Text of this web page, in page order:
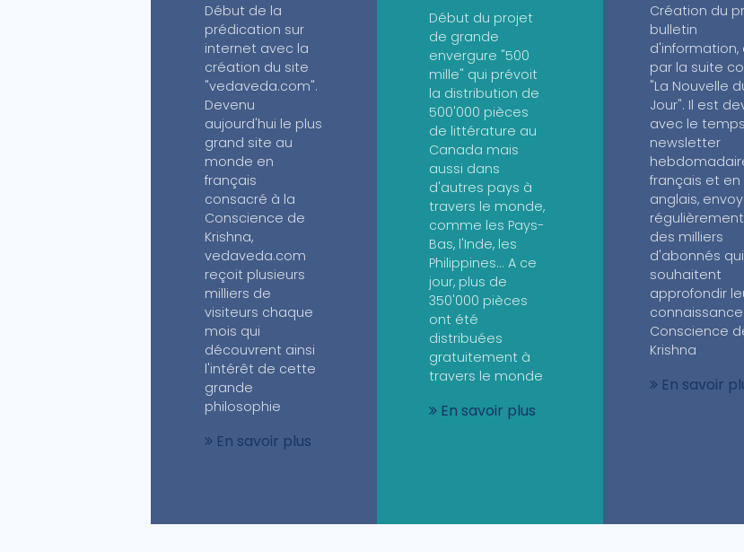
Début de la
prédication sur
internet avec la
création du site
"vedaveda.com".
Devenu
aujourd'hui le plus
grand site au
monde en
français
consacré à la
Conscience de
Krishna,
vedaveda.com
reçoit plusieurs
milliers de
visiteurs chaque
mois qui
découvrent ainsi
l'intérêt de cette
grande
philosophie
En savoir plus
Début du projet
de grande
envergure "500
mille" qui prévoit
la distribution de
500'000 pièces
de littérature au
Canada mais
aussi dans
d'autres pays à
travers le monde,
comme les Pays-
Bas, l'Inde, les
Philippines... A ce
jour, plus de
350'000 pièces
ont été
distribuées
gratuitement à
travers le monde
En savoir plus
Création du
bulletin
d'information,
par la suite
"La Nouvelle
Jour". Il est
avec le
newsletter
français et en
anglais,
des milliers
d'abonnés qui
souhaitent
approfondir
Conscience
Krishna
En savoir